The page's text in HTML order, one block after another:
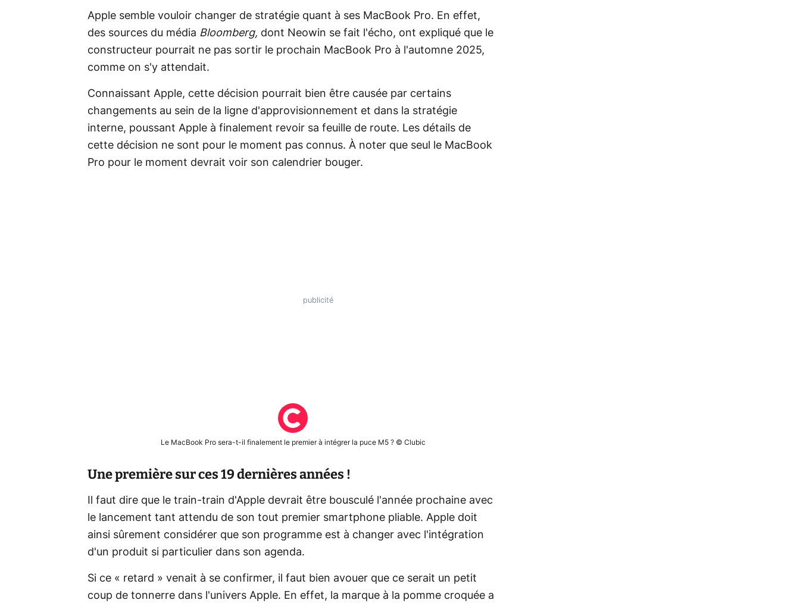
Apple semble vouloir changer de stratégie quant à ses MacBook Pro. En effet,
des sources du média Bloomberg, dont Neowin se fait l'écho, ont expliqué que le
constructeur pourrait ne pas sortir le prochain MacBook Pro à l'automne 2025,
comme on s'y attendait.
Connaissant Apple, cette décision pourrait bien être causée par certains
changements au sein de la ligne d'approvisionnement et dans la stratégie
interne, poussant Apple à finalement revoir sa feuille de route. Les détails de
cette décision ne sont pour le moment pas connus. À noter que seul le MacBook
Pro pour le moment devrait voir son calendrier bouger.
Le MacBook Pro sera-t-il finalement le premier à intégrer la puce M5 ? © Clubic
Une première sur ces 19 dernières années !
Il faut dire que le train-train d'Apple devrait être bousculé l'année prochaine avec
le lancement tant attendu de son tout premier smartphone pliable. Apple doit
ainsi sûrement considérer que son programme est à changer avec l'intégration
d'un produit si particulier dans son agenda.
Si ce « retard » venait à se confirmer, il faut bien avouer que ce serait un petit
coup de tonnerre dans l'univers Apple. En effet, la marque à la pomme croquée a